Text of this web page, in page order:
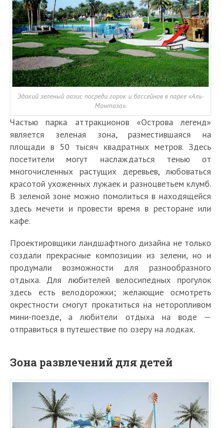
Эдакий зеленый оазис посреди горок и бассейнов в парке «Аль-
Монтаза».
Частью парка аттракционов «Острова легенд»
является зеленая зона, разместившаяся на
площади в 50 тысяч квадратных метров. Здесь
посетители могут наслаждаться тенью от
многочисленных растущих деревьев, любоваться
красотой ухоженных лужаек и разноцветьем клумб.
В зеленой зоне можно помолиться в находящейся
здесь мечети и провести время в ресторане или
кафе.
Проектировщики ландшафтного дизайна не только
создали прекрасные композиции из зелени, но и
продумали возможности для разнообразного
отдыха. Для любителей велосипедных прогулок
здесь есть велодорожки; желающие осмотреть
окрестности смогут прокатиться на неторопливом
мини-поезде, а любители отдыха на воде —
отправиться в путешествие по озеру на лодках.
Зона развлечений для детей